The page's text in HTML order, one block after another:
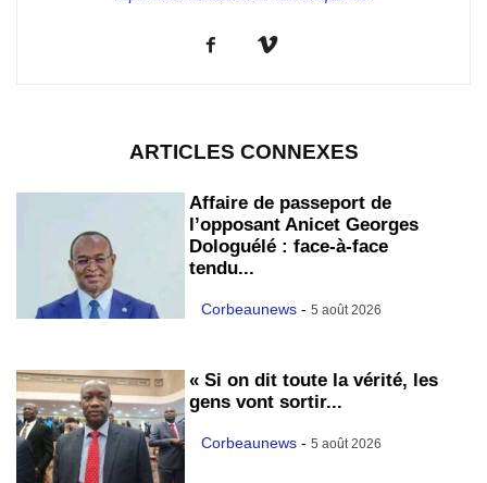
ARTICLES CONNEXES
Affaire de passeport de
l’opposant Anicet Georges
Dologuélé : face-à-face
tendu...
Corbeaunews - 5 août 2026
« Si on dit toute la vérité, les
gens vont sortir...
Corbeaunews - 5 août 2026